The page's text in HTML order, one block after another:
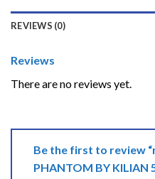
REVIEWS (0)
Reviews
There are no reviews yet.
Be the first to review
PHANTOM BY KILIAN